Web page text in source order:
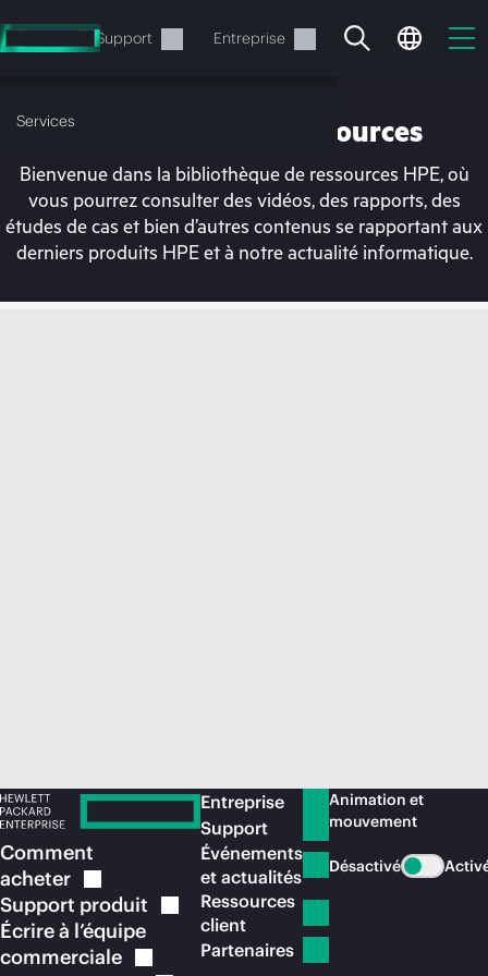
au
contenu
Support Entreprise
Services
Votre panier est
Bibliothèque de ressources
Bienvenue dans la bibliothèque de ressources HPE, où
vous pourrez consulter des vidéos, des rapports, des
études de cas et bien d’autres contenus se rapportant aux
derniers produits HPE et à notre actualité informatique.
Comment
acheter
Support produit
Écrire à l’équipe
commerciale
Entreprise
Support
Événements
et actualités
Ressources
client
Partenaires
Animation et
mouvement
Désactivé